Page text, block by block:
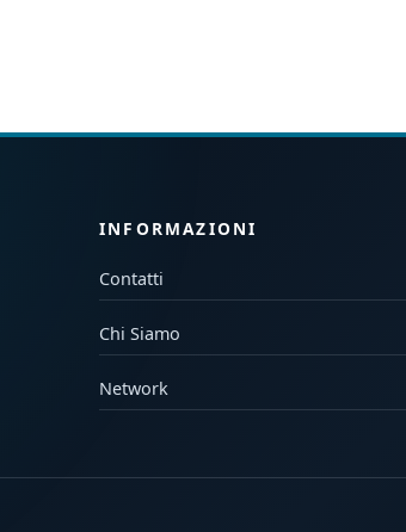
INFORMAZIONI
Contatti
Chi Siamo
Network